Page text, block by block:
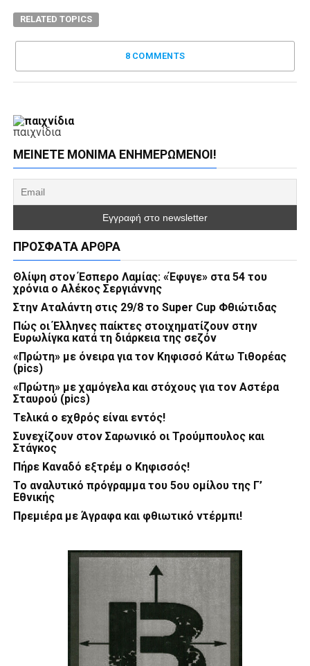
RELATED TOPICS
8 COMMENTS
παιχνίδια
ΜΕΊΝΕΤΕ ΜΌΝΙΜΑ ΕΝΗΜΕΡΏΜΕΝΟΙ!
ΠΡΌΣΦΑΤΑ ΆΡΘΡΑ
Θλίψη στον Έσπερο Λαμίας: «Έφυγε» στα 54 του
χρόνια ο Αλέκος Σεργιάννης
Στην Αταλάντη στις 29/8 το Super Cup Φθιώτιδας
Πώς οι Έλληνες παίκτες στοιχηματίζουν στην
Ευρωλίγκα κατά τη διάρκεια της σεζόν
«Πρώτη» με όνειρα για τον Κηφισσό Κάτω Τιθορέας
(pics)
«Πρώτη» με χαμόγελα και στόχους για τον Αστέρα
Σταυρού (pics)
Τελικά ο εχθρός είναι εντός!
Συνεχίζουν στον Σαρωνικό οι Τρούμπουλος και
Στάγκος
Πήρε Καναδό εξτρέμ ο Κηφισσός!
Το αναλυτικό πρόγραμμα του 5ου ομίλου της Γ’
Εθνικής
Πρεμιέρα με Άγραφα και φθιωτικό ντέρμπι!